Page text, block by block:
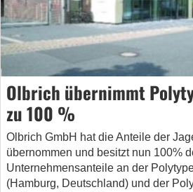
Olbrich übernimmt
zu 100 %
Olbrich GmbH hat die Anteile der
übernommen und besitzt nun 100%
Unternehmensanteile an der
(Hamburg, Deutschland) und der